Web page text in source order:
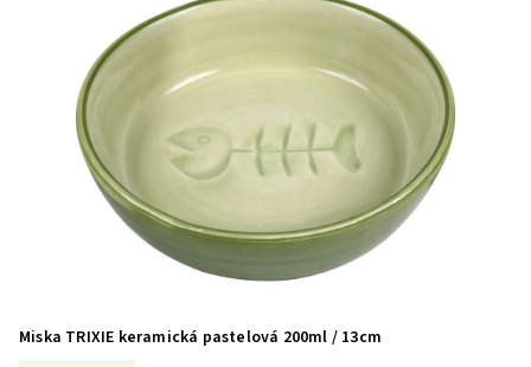
Miska TRIXIE keramická pastelová 200ml / 13cm